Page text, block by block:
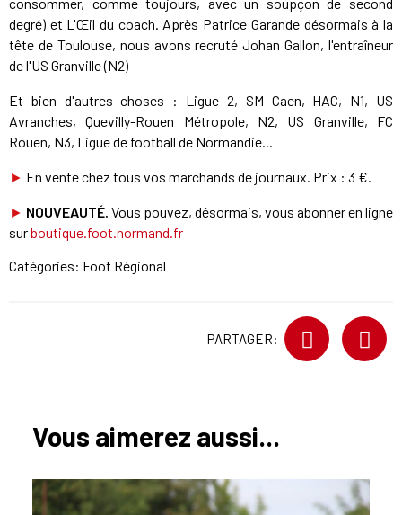
degré) et L'Œil du coach. Après Patrice Garande désormais à la
tête de Toulouse, nous avons recruté Johan Gallon, l'entraîneur
de l'US Granville (N2)
Et bien d'autres choses : Ligue 2, SM Caen, HAC, N1, US
Avranches, Quevilly-Rouen Métropole, N2, US Granville, FC
Rouen, N3, Ligue de football de Normandie...
► En vente chez tous vos marchands de journaux. Prix : 3 €.
► NOUVEAUTÉ. Vous pouvez, désormais, vous abonner en ligne
surboutique.foot.normand.fr
Catégories: Foot Régional
PARTAGER:
Vous aimerez aussi...